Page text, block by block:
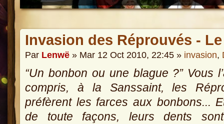
Invasion des Réprouvés -
Par Lenwë » Mar 12 Oct 2010, 22:45 » invasion,
“Un bonbon ou une blague ?” Vous
compris, à la Sanssaint, les
préfèrent les farces aux bonbons...
de toute façons, leurs dents